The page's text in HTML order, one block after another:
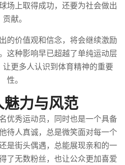
场上取得成功，还要为社会做出
贡献。
的价值观和信念，将会继续激励
这种影响早已超越了单纯运动层
更多人认识到体育精神的重要
性。
力与风范
优秀运动员，同时也是一个具备
待人真诚，总是微笑面对每一个
是街头偶遇，总能展现亲和的一
了无数粉丝，也让公众更加喜爱